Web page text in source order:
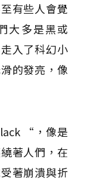
有些人會覺
大多是黑或
入了科幻小
的發亮，像
“，像是
著人們，在
著崩潰與折